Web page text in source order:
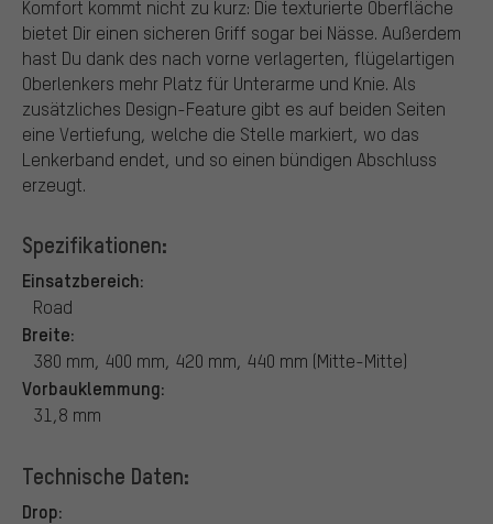
Komfort kommt nicht zu kurz: Die texturierte Oberfläche
bietet Dir einen sicheren Griff sogar bei Nässe. Außerdem
hast Du dank des nach vorne verlagerten, flügelartigen
Oberlenkers mehr Platz für Unterarme und Knie. Als
zusätzliches Design-Feature gibt es auf beiden Seiten
eine Vertiefung, welche die Stelle markiert, wo das
Lenkerband endet, und so einen bündigen Abschluss
erzeugt.
Spezifikationen:
Einsatzbereich:
Road
Breite:
380 mm, 400 mm, 420 mm, 440 mm (Mitte-Mitte)
Vorbauklemmung:
31,8 mm
Technische Daten:
Drop: